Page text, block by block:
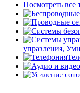
Посмотреть все
управления,